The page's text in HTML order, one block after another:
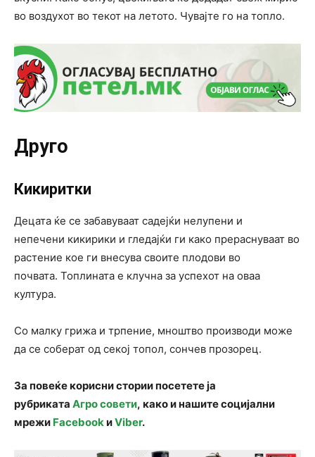
во воздухот во текот на летото. Чувајте го на топло.
Друго
Кикиритки
Децата ќе се забавуваат садејќи нелупени и
непечени кикирики и гледајќи ги како прераснуваат во
растение кое ги внесува своите плодови во
почвата. Топлината е клучна за успехот на оваа
култура.
Со малку грижа и трпение, мноштво производи може
да се соберат од секој топол, сончев прозорец.
За повеќе корисни стории посетете ја
рубриката Агро совети, како и нашите социјални
мрежи FacebookиViber.